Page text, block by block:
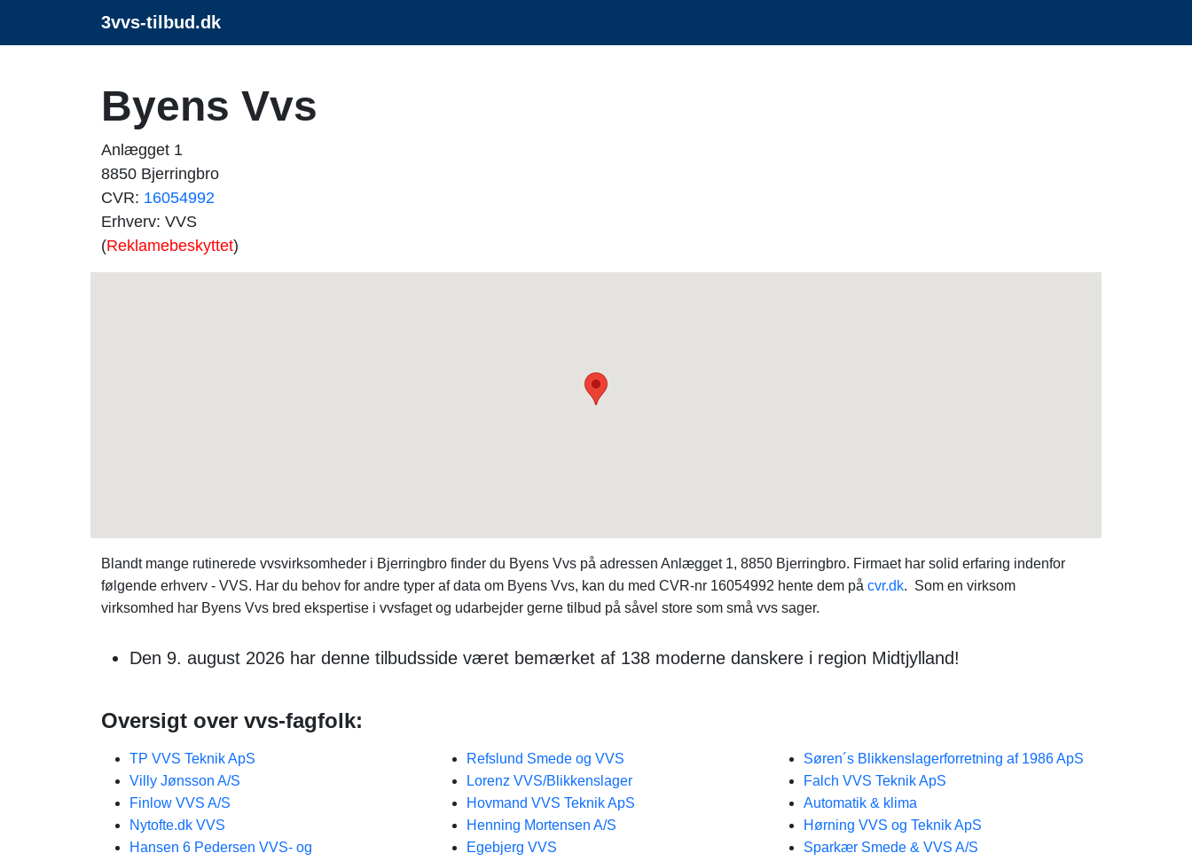
3vvs-tilbud.dk
Byens Vvs
Anlægget 1
8850 Bjerringbro
CVR: 16054992
Erhverv: VVS
(Reklamebeskyttet)
Blandt mange rutinerede vvsvirksomheder i Bjerringbro finder du Byens Vvs på adressen Anlægget 1, 8850 Bjerringbro. Firmaet har solid erfaring indenfor
følgende erhverv - VVS. Har du behov for andre typer af data om Byens Vvs, kan du med CVR-nr 16054992 hente dem på cvr.dk. Som en virksom
virksomhed har Byens Vvs bred ekspertise i vvsfaget og udarbejder gerne tilbud på såvel store som små vvs sager.
Den 9. august 2026 har denne tilbudsside været bemærket af 138 moderne danskere i region Midtjylland!
Oversigt over vvs-fagfolk:
TP VVS Teknik ApS
Villy Jønsson A/S
Finlow VVS A/S
Nytofte.dk VVS
Hansen 6 Pedersen VVS- og
Refslund Smede og VVS
Lorenz VVS/Blikkenslager
Hovmand VVS Teknik ApS
Henning Mortensen A/S
Egebjerg VVS
Søren´s Blikkenslagerforretning af 1986 ApS
Falch VVS Teknik ApS
Automatik & klima
Hørning VVS og Teknik ApS
Sparkær Smede & VVS A/S